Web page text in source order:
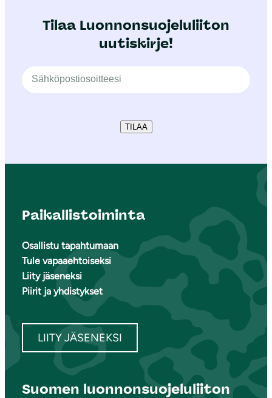
Tilaa Luonnonsuojeluliiton
uutiskirje!
TILAA
Paikallistoiminta
Osallistu tapahtumaan
Tule vapaaehtoiseksi
Liity jäseneksi
Piirit ja yhdistykset
LIITY JÄSENEKSI
Suomen luonnonsuojeluliiton